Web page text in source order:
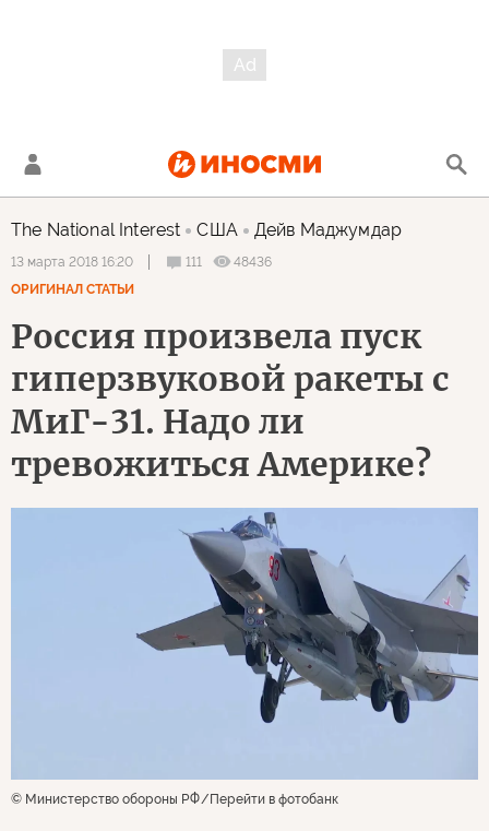
The National Interest США Дейв Маджумдар
13 марта 2018 16:20 111
48436
ОРИГИНАЛ СТАТЬИ
Россия произвела пуск
гиперзвуковой ракеты с
МиГ-31. Надо ли
тревожиться Америке?
© Министерство обороны РФ Перейти в фотобанк